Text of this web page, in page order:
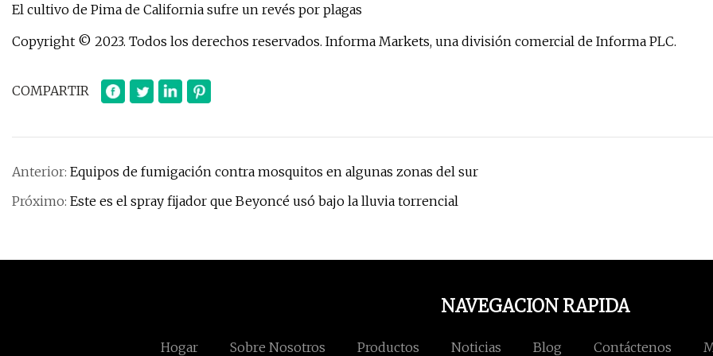
El cultivo de Pima de California sufre un revés por plagas
Copyright © 2023. Todos los derechos reservados. Informa Markets, una división comercial de Informa PLC.
COMPARTIR
Anterior: Equipos de fumigación contra mosquitos en algunas zonas del sur
Próximo: Este es el spray fijador que Beyoncé usó bajo la lluvia torrencial
NAVEGACION RAPIDA
Hogar Sobre Nosotros Productos Noticias Blog Contáctenos